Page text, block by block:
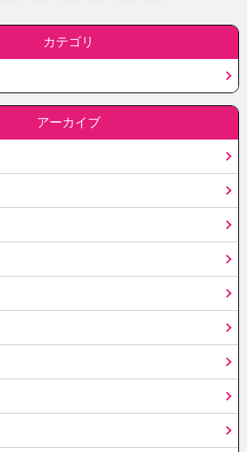
カテゴリ
アーカイブ